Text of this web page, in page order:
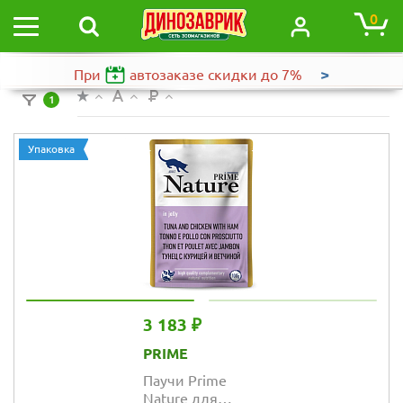
0
При автозаказе скидки до 7% >
1
Упаковка
3 183 ₽
PRIME
Паучи Prime
Nature для